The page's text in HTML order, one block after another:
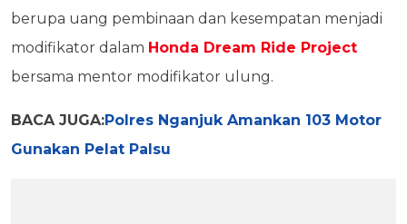
berupa uang pembinaan dan kesempatan menjadi
modifikator dalam Honda Dream Ride Project
bersama mentor modifikator ulung.
BACA JUGA:Polres Nganjuk Amankan 103 Motor
Gunakan Pelat Palsu